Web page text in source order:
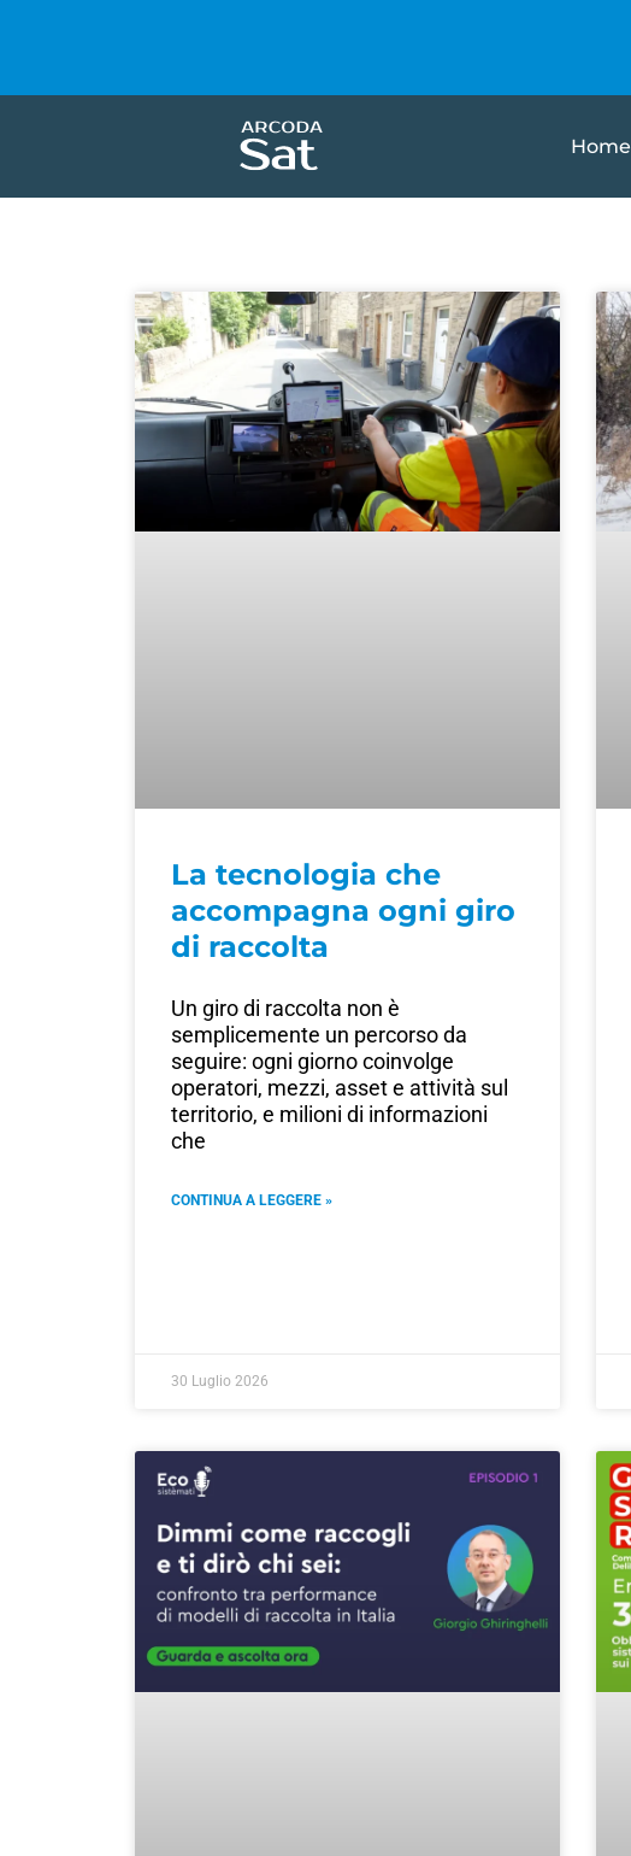
Home
La tecnologia che
accompagna ogni giro
di raccolta
Un giro di raccolta non è
semplicemente un percorso da
seguire: ogni giorno coinvolge
operatori, mezzi, asset e attività sul
territorio, e milioni di informazioni
che
CONTINUA A LEGGERE »
30 Luglio 2026